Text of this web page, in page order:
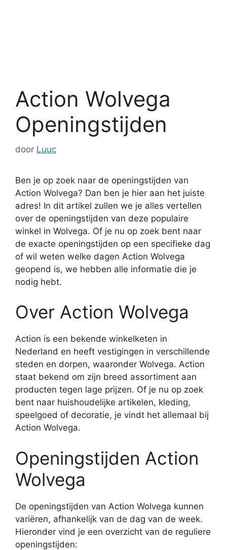
Action Wolvega
Openingstijden
door Luuc
Ben je op zoek naar de openingstijden van
Action Wolvega? Dan ben je hier aan het juiste
adres! In dit artikel zullen we je alles vertellen
over de openingstijden van deze populaire
winkel in Wolvega. Of je nu op zoek bent naar
de exacte openingstijden op een specifieke dag
of wil weten welke dagen Action Wolvega
geopend is, we hebben alle informatie die je
nodig hebt.
Over Action Wolvega
Action is een bekende winkelketen in
Nederland en heeft vestigingen in verschillende
steden en dorpen, waaronder Wolvega. Action
staat bekend om zijn breed assortiment aan
producten tegen lage prijzen. Of je nu op zoek
bent naar huishoudelijke artikelen, kleding,
speelgoed of decoratie, je vindt het allemaal bij
Action Wolvega.
Openingstijden Action
Wolvega
De openingstijden van Action Wolvega kunnen
variëren, afhankelijk van de dag van de week.
Hieronder vind je een overzicht van de reguliere
openingstijden: